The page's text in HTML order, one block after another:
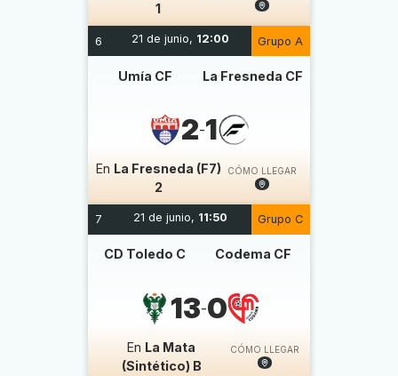
1
6 21 de junio, 12:00 Grupo A
Umía CF La Fresneda CF
2-1
En La Fresneda (F7)
2
CÓMO LLEGAR
7 21 de junio, 11:50 Grupo C
CD Toledo C Codema CF
13-0
En La Mata
(Sintético) B
CÓMO LLEGAR